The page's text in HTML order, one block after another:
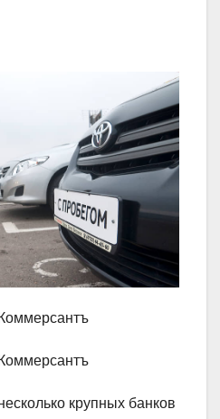
крупных банков